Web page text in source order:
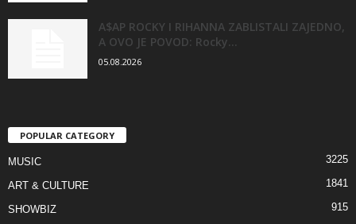
A$AP ROCKY I RIHANNA ZABLISTALI ZAJEDNO,
A OVO JE POVOD: Rocky...
05.08.2026
POPULAR CATEGORY
MUSIC 3225
ART & CULTURE 1841
SHOWBIZ 915